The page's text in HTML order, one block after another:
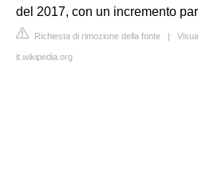
del 2017, con un incremento
Richiesta di rimozione della fonte |
it.wikipedia.org